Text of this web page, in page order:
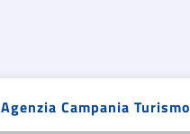
Agenzia Campania Turismo